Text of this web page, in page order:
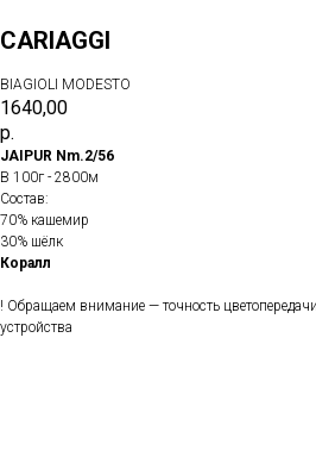
CARIAGGI
BIAGIOLI MODESTO
1640,00
р.
JAIPUR Nm.2/56
В 100г - 2800м
Состав:
70% кашемир
30% шёлк
Коралл
! Обращаем внимание — точность
устройства